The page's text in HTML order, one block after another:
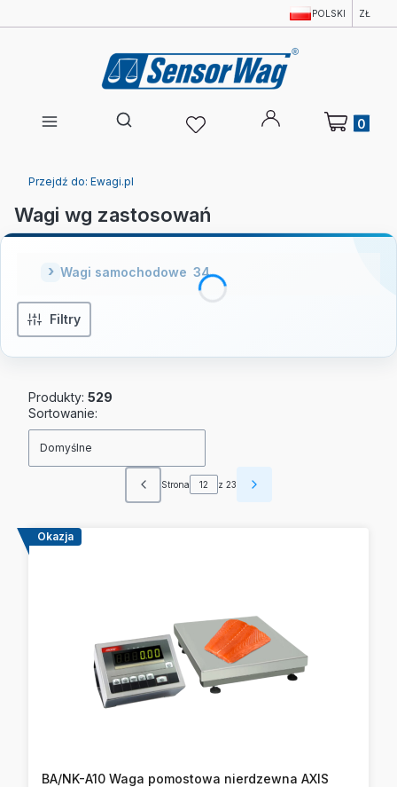
POLSKI ZŁ
Otwórz wyszukiwarkę
Produkty w
Przejdź do: Ewagi.pl
Wagi wg zastosowań
Wagi samochodowe 34
Filtry
Produkty: 529
Lista produktów
Sortowanie:
Domyślne
Poprzednie produkty
Strona z 23 Następne produkty
Okazja
BA/NK-A10 Waga pomostowa nierdzewna AXIS